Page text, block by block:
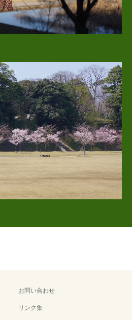
お問い合わせ
リンク集